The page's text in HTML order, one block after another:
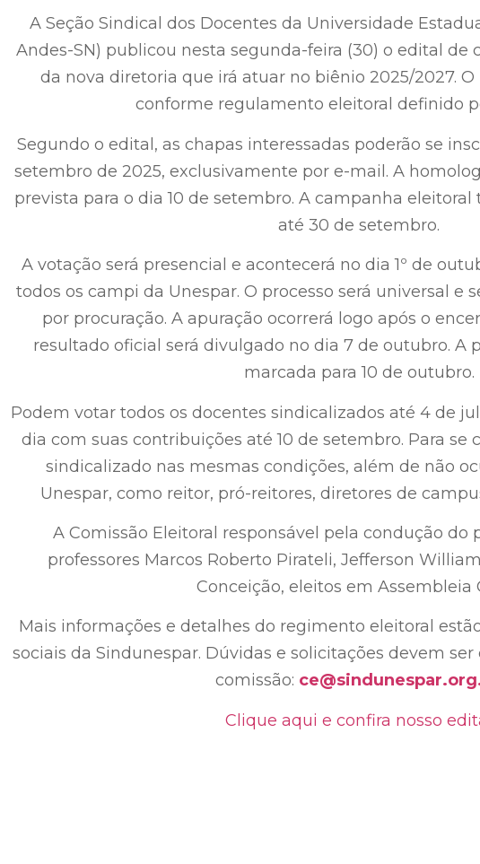
A Seção Sindical dos Docentes da Universidade
Andes-SN) publicou nesta segunda-feira (30) o edital de
da nova diretoria que irá atuar no biênio 2025/2027.
conforme regulamento eleitoral definido
Segundo o edital, as chapas interessadas poderão se
setembro de 2025, exclusivamente por e-mail. A
prevista para o dia 10 de setembro. A campanha eleitoral
até 30 de setembro.
A votação será presencial e acontecerá no dia 1º de
todos os campi da Unespar. O processo será universal e
por procuração. A apuração ocorrerá logo após o
resultado oficial será divulgado no dia 7 de outubro. A
marcada para 10 de outubro.
Podem votar todos os docentes sindicalizados até 4 de
dia com suas contribuições até 10 de setembro. Para se
sindicalizado nas mesmas condições, além de não
Unespar, como reitor, pró-reitores, diretores de
A Comissão Eleitoral responsável pela condução do
professores Marcos Roberto Pirateli, Jefferson
Conceição, eleitos em Assembleia
Mais informações e detalhes do regimento eleitoral
sociais da Sindunespar. Dúvidas e solicitações devem
comissão:
Clique aqui e confira nosso